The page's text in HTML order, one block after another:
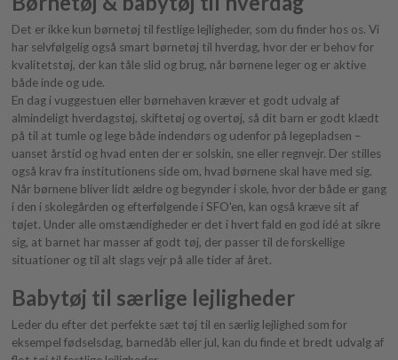
Det er ikke kun børnetøj til festlige lejligheder, som du finder hos os. Vi
har selvfølgelig også smart børnetøj til hverdag, hvor der er behov for
kvalitetstøj, der kan tåle slid og brug, når børnene leger og er aktive
både inde og ude.
En dag i vuggestuen eller børnehaven kræver et godt udvalg af
almindeligt hverdagstøj, skiftetøj og overtøj, så dit barn er godt klædt
på til at tumle og lege både indendørs og udenfor på legepladsen –
uanset årstid og hvad enten der er solskin, sne eller regnvejr. Der stilles
også krav fra institutionens side om, hvad børnene skal have med sig.
Når børnene bliver lidt ældre og begynder i skole, hvor der både er gang
i den i skolegården og efterfølgende i SFO'en, kan også kræve sit af
tøjet. Under alle omstændigheder er det i hvert fald en god idé at sikre
sig, at barnet har masser af godt tøj, der passer til de forskellige
situationer og til alt slags vejr på alle tider af året.
Babytøj til særlige lejligheder
Leder du efter det perfekte sæt tøj til en særlig lejlighed som for
eksempel fødselsdag, barnedåb eller jul, kan du finde et bredt udvalg af